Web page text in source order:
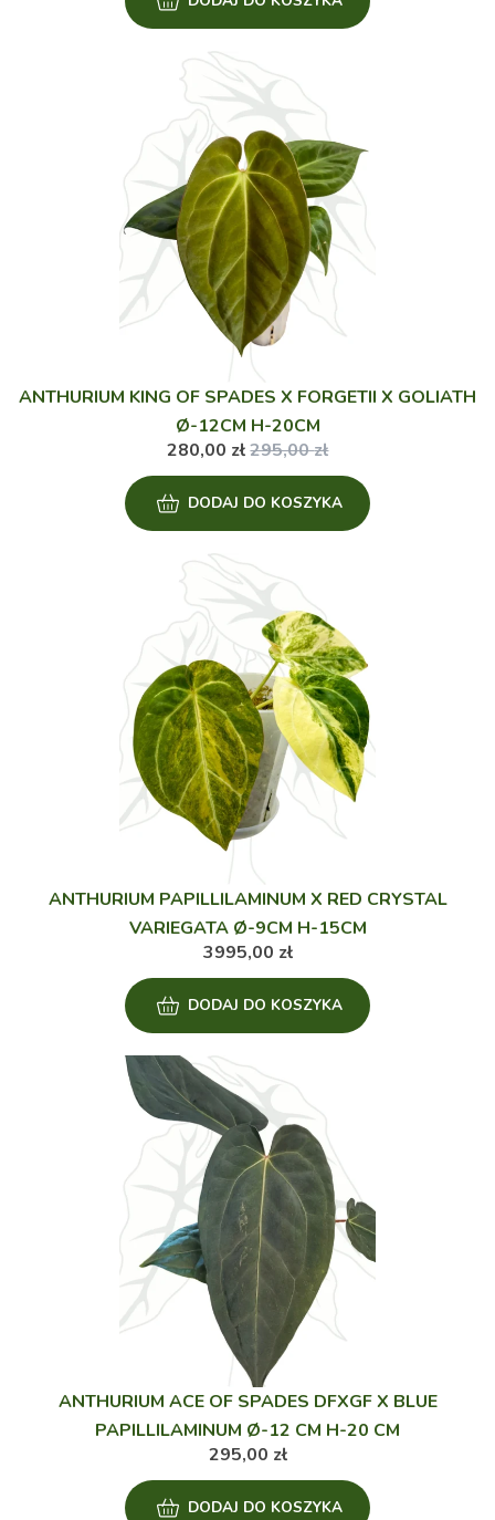
ANTHURIUM KING OF SPADES X FORGETII X GOLIATH
Ø-12CM H-20CM
295,00zł
Pierwotna
cena
wynosiła:
280,00 zł Aktualna
cena
wynosi:
DODAJ DO KOSZYKA
ANTHURIUM PAPILLILAMINUM X RED CRYSTAL
VARIEGATA Ø-9CM H-15CM
3995,00 zł
DODAJ DO KOSZYKA
ANTHURIUM ACE OF SPADES DFXGF X BLUE
PAPILLILAMINUM Ø-12 CM H-20 CM
295,00 zł
DODAJ DO KOSZYKA